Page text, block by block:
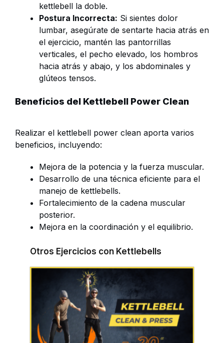
kettlebell la doble​.
Postura Incorrecta: Si sientes dolor
lumbar, asegúrate de sentarte hacia atrás en
el ejercicio, mantén las pantorrillas
verticales, el pecho elevado, los hombros
hacia atrás y abajo, y los abdominales y
glúteos tensos​​.
Beneficios del Kettlebell Power Clean
Realizar el kettlebell power clean aporta varios
beneficios, incluyendo:
Mejora de la potencia y la fuerza muscular.
Desarrollo de una técnica eficiente para el
manejo de kettlebells.
Fortalecimiento de la cadena muscular
posterior.
Mejora en la coordinación y el equilibrio.
Otros Ejercicios con Kettlebells